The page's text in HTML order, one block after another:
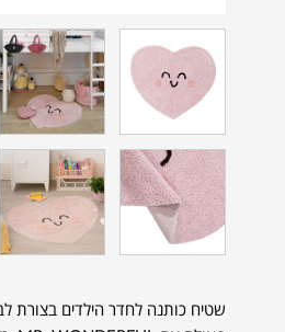
שטיח כותנה לחדר הילדים בצורת